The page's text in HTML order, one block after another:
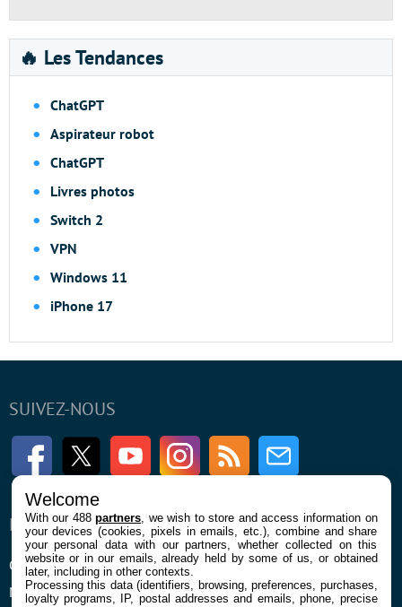
🔥 Les Tendances
ChatGPT
Aspirateur robot
ChatGPT
Livres photos
Switch 2
VPN
Windows 11
iPhone 17
SUIVEZ-NOUS
FacebookTwitter Youtube InstagramRSS Newsletter
ENTREPRISE
Qui sommes nous
Mentions légales et CGU
À PROPOS
La rédaction
Contact
Welcome
With our 488partners , we wish to store and access information on
your devices (cookies, pixels in emails, etc.), combine and share
your personal data with our partners, whether collected on this
website or in our emails, already held by some of us, or obtained
later, including in other contexts.
Processing this data (identifiers, browsing, preferences, purchases,
loyalty programs, IP, postal addresses and emails, phone, precise